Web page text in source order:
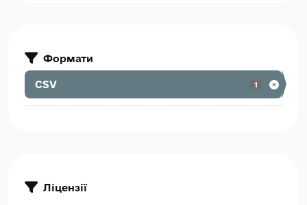
Формати
CSV 1
Ліцензії